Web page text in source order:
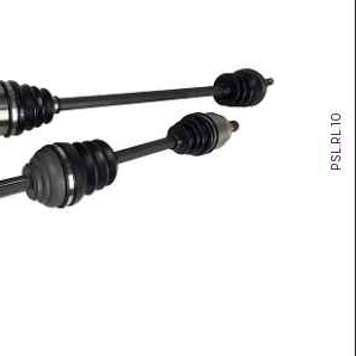
PSL.RL.10